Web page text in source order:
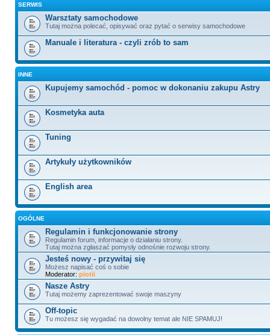
SERWIS
Warsztaty samochodowe
Tutaj można polecać, opisywać oraz pytać o serwisy samochodowe
Manuale i literatura - czyli zrób to sam
INNE
Kupujemy samochód - pomoc w dokonaniu zakupu Astry
Kosmetyka auta
Tuning
Artykuły użytkowników
English area
OGÓLNE
Regulamin i funkcjonowanie strony
Regulamin forum, informacje o działaniu strony.
Tutaj można zgłaszać pomysły odnośnie rozwoju strony.
Jesteś nowy - przywitaj się
Możesz napisać coś o sobie
Moderator: piotii
Nasze Astry
Tutaj możemy zaprezentować swoje maszyny
Off-topic
Tu możesz się wygadać na dowolny temat ale NIE SPAMUJ!